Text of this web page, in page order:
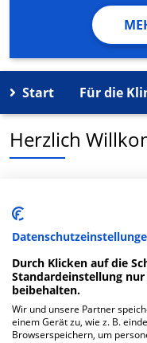
Start Für die
Herzlich
MVZ Augenzentrum
Weg 2 + 6 ist ein
Bremerhaven.
Mehr
FAQ
Durch Klicken auf die
Standardeinstellung
beibehalten.
Wir und unsere Partner
einem Gerät zu, wie z. B.
Browserspeichern, um